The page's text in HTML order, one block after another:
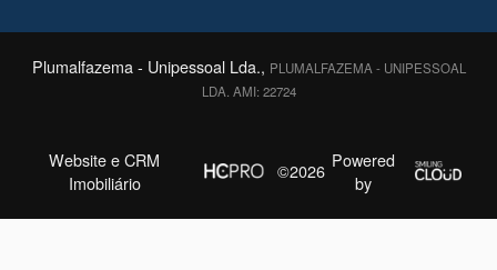
Plumalfazema - Unipessoal Lda., PLUMALFAZEMA - UNIPESSOAL
LDA. AMI: 22724
Website e CRM
Imobiliário
©2026 Powered
by